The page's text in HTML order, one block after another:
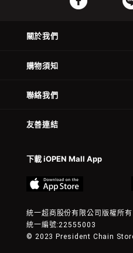
關於我們
購物須知
聯絡我們
友善連結
下載 iOPEN Mall App
統一超商股份有限公司版權所有
統一編號:22555003
© 2023 President Chain